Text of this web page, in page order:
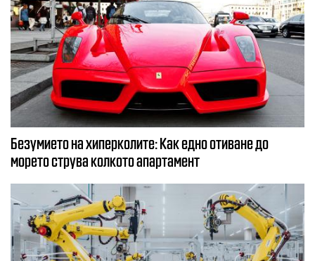
Безумието на хиперколите: Как едно отиване до
морето струва колкото апартамент